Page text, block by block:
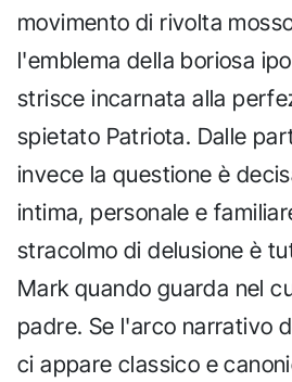
movimento di rivolta
l'emblema della boriosa
strisce incarnata alla
spietato Patriota. Dalle
invece la questione è
intima, personale e
stracolmo di delusione è
Mark quando guarda nel
padre. Se l'arco narrativo
ci appare classico e